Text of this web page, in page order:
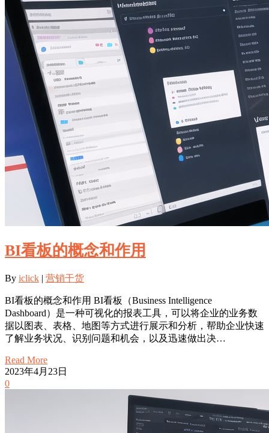
BI看板的概念和作用
By iclick | 营销干货
BI看板的概念和作用 BI看板（Business Intelligence
Dashboard）是一种可视化的报表工具，可以将企业的业务数
据以图表、表格、地图等方式进行展示和分析，帮助企业快速
了解业务状况、识别问题和机会，以及迅速做出决…
Read More
2023年4月23日
0